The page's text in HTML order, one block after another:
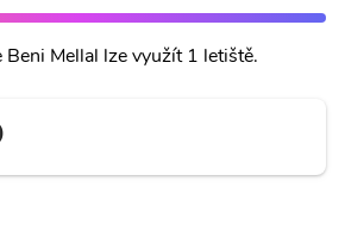
Beni Mellal lze využít 1 letiště.